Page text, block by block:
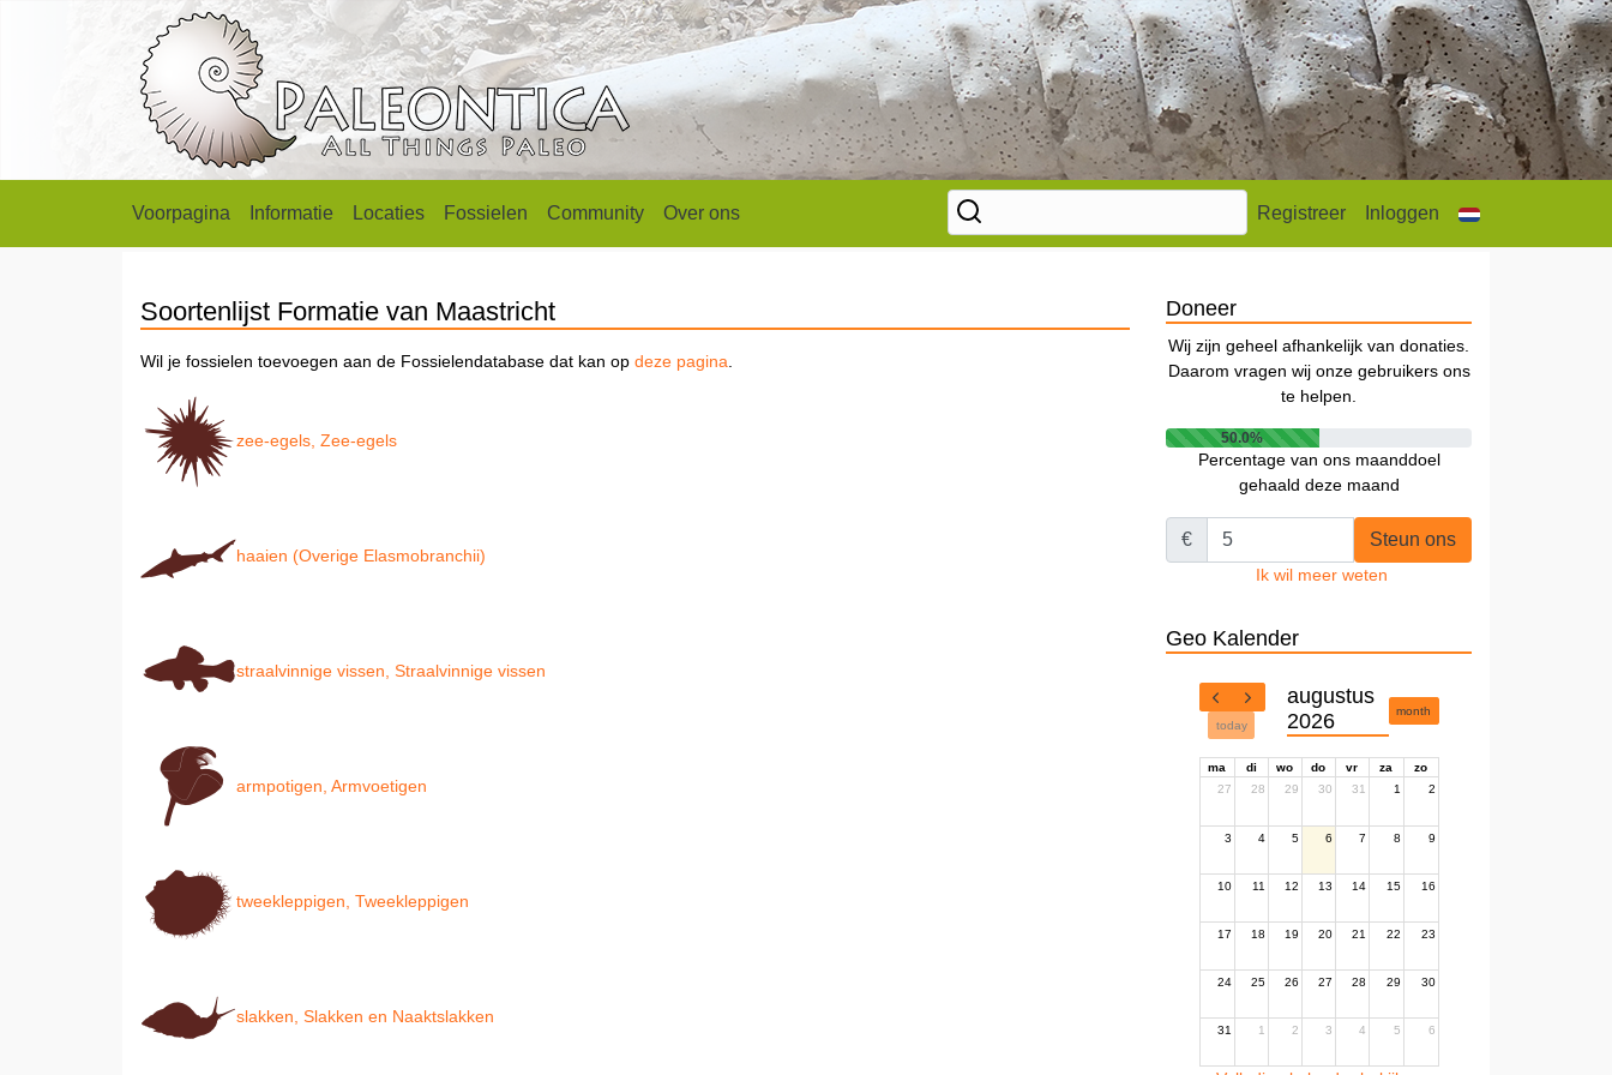
Voorpagina Informatie Locaties Fossielen Community Over ons Registreer Inloggen
Soortenlijst Formatie van Maastricht
Wil je fossielen toevoegen aan de Fossielendatabase dat kan op deze pagina
zee-egels, Zee-egels
haaien (Overige Elasmobranchii)
straalvinnige vissen, Straalvinnige vissen
armpotigen, Armvoetigen
tweekleppigen, Tweekleppigen
slakken, Slakken en Naaktslakken
Doneer
Wij zijn geheel afhankelijk van donaties.
Daarom vragen wij onze gebruikers ons
te helpen.
50.0%
Percentage van ons maanddoel
gehaald deze maand
€ Steun ons
Ik wil meer weten
Geo Kalender
today
augustus
2026
month
ma di wo do vr za
zo
27
28 29 30 31 1 2
3 4 5 6 7 8 9
10 11 12 13 14 15 16
17 18 19 20 21 22 23
24 25 26 27 28 29 30
31 1 2 3 4 5 6